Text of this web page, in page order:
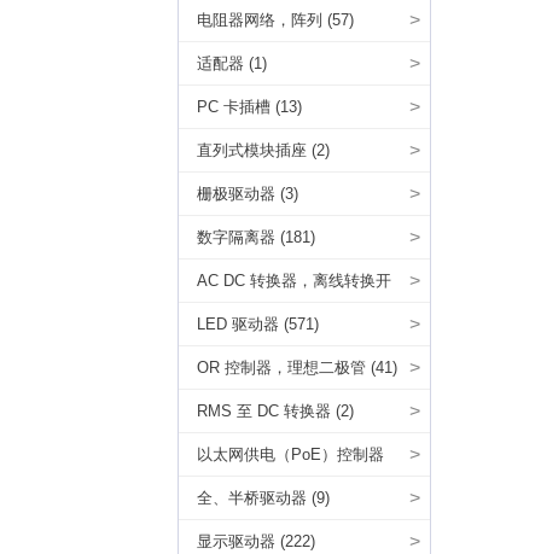
电阻器网络，阵列 (57) >
适配器 (1) >
PC 卡插槽 (13) >
直列式模块插座 (2) >
栅极驱动器 (3) >
数字隔离器 (181) >
AC DC 转换器，离线转换开
关 (49)
>
LED 驱动器 (571) >
OR 控制器，理想二极管 (41) >
RMS 至 DC 转换器 (2) >
以太网供电（PoE）控制器
(135)
>
全、半桥驱动器 (9) >
显示驱动器 (222) >